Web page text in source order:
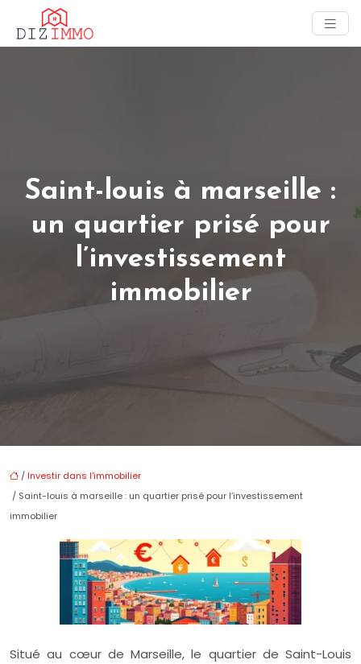
Saint-louis à marseille :
un quartier prisé pour
l’investissement
immobilier
/ Investir dans l'immobilier
/ Saint-louis à marseille : un quartier prisé pour l’investissement
immobilier
Situé au cœur de Marseille, le quartier de Saint-Louis